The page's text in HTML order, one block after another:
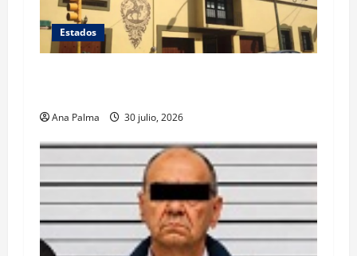
Estados
Ana Palma 30 julio, 2026